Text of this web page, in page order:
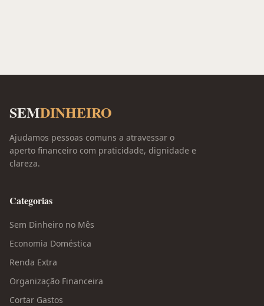
SEMDINHEIRO
Ajudamos pessoas comuns a atravessar o
aperto financeiro com praticidade, dignidade e
clareza.
Categorias
Sem Dinheiro no Mês
Economia Doméstica
Renda Extra
Organização Financeira
Cortar Gastos